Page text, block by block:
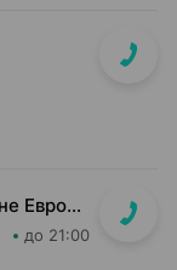
ул. Есенина, д. 76-1 (ТЦ Maximus, в м-не Евроопт Super)
до 21:00